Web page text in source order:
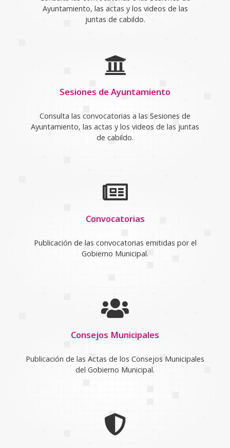
Ayuntamiento, las actas y los videos de las
juntas de cabildo.
Sesiones de Ayuntamiento
Consulta las convocatorias a las Sesiones de
Ayuntamiento, las actas y los videos de las juntas
de cabildo.
Convocatorias
Publicación de las convocatorias emitidas por el
Gobierno Municipal.
Consejos Municipales
Publicación de las Actas de los Consejos Municipales
del Gobierno Municipal.